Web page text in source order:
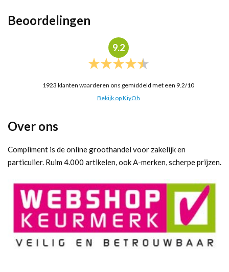
Beoordelingen
9.2
1923 klanten waarderen ons gemiddeld met een 9.2/10
Bekijk op KiyOh
Over ons
Compliment is de online groothandel voor zakelijk en
particulier. Ruim 4.000 artikelen, ook A-merken, scherpe prijzen.